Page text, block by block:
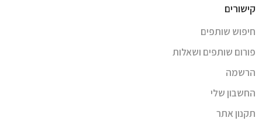
קישורים
חיפוש שותפים
פורום שותפים ושאלות
הרשמה
החשבון שלי
תקנון אתר